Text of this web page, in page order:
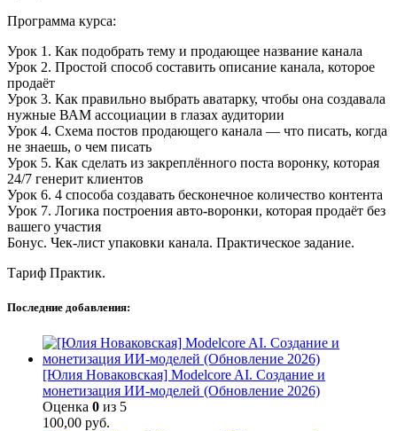
Программа курса:
Урок 1. Как подобрать тему и продающее название канала
Урок 2. Простой способ составить описание канала, которое
продаёт
Урок 3. Как правильно выбрать аватарку, чтобы она создавала
нужные ВАМ ассоциации в глазах аудитории
Урок 4. Схема постов продающего канала — что писать, когда
не знаешь, о чем писать
Урок 5. Как сделать из закреплённого поста воронку, которая
24/7 генерит клиентов
Урок 6. 4 способа создавать бесконечное количество контента
Урок 7. Логика построения авто-воронки, которая продаёт без
вашего участия
Бонус. Чек-лист упаковки канала. Практическое задание.
Тариф Практик.
Последние добавления:
[Юлия Новаковская] Modelcore AI. Создание и
монетизация ИИ-моделей (Обновление 2026)
Оценка 0 из 5
100,00 руб.